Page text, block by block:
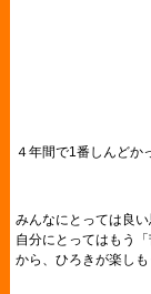
４年間で1番しんどか
みんなにとっては良
自分にとってはもう
から、ひろきが楽し